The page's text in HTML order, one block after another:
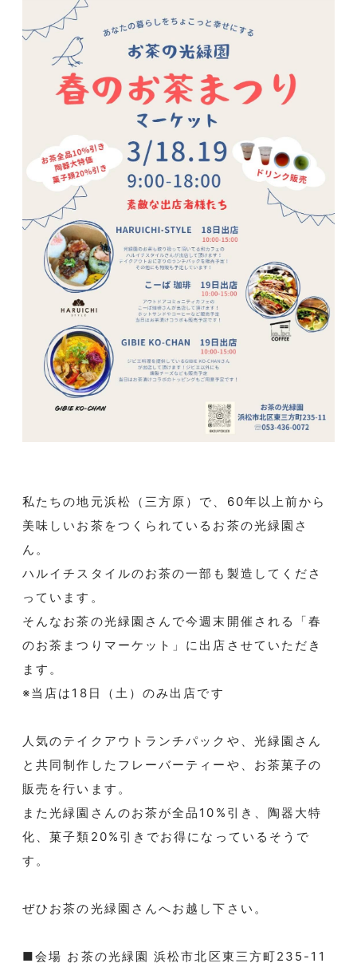
私たちの地元浜松（三方原）で、60年以上前から
美味しいお茶をつくられているお茶の光緑園さ
ん。
ハルイチスタイルのお茶の一部も製造してくださ
っています。
そんなお茶の光緑園さんで今週末開催される「春
のお茶まつりマーケット」に出店させていただき
ます。
※当店は18日（土）のみ出店です
人気のテイクアウトランチパックや、光緑園さん
と共同制作したフレーバーティーや、お茶菓子の
販売を行います。
また光緑園さんのお茶が全品10%引き、陶器大特
化、菓子類20%引きでお得になっているそうで
す。
ぜひお茶の光緑園さんへお越し下さい。
■会場 お茶の光緑園 浜松市北区東三方町235-11